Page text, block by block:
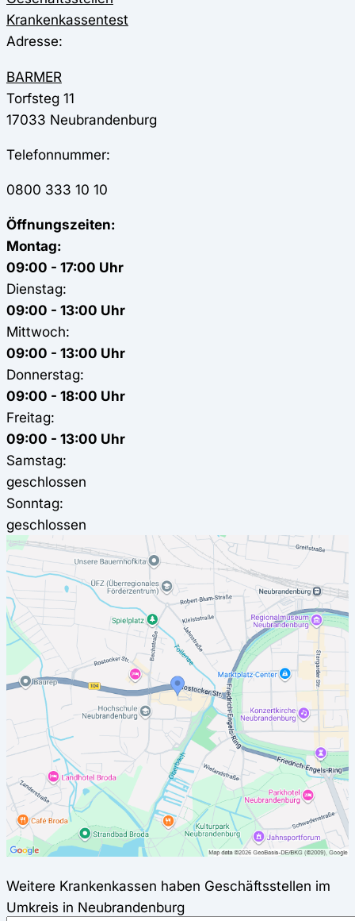
Krankenkassentest
Adresse:
BARMER
Torfsteg 11
17033 Neubrandenburg
Telefonnummer:
0800 333 10 10
Öffnungszeiten:
Montag:
09:00 - 17:00 Uhr
Dienstag:
09:00 - 13:00 Uhr
Mittwoch:
09:00 - 13:00 Uhr
Donnerstag:
09:00 - 18:00 Uhr
Freitag:
09:00 - 13:00 Uhr
Samstag:
geschlossen
Sonntag:
geschlossen
Weitere Krankenkassen haben Geschäftsstellen im
Umkreis in Neubrandenburg